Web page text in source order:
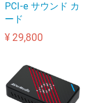
PCI-e サウンド カ
ード
¥ 29,800